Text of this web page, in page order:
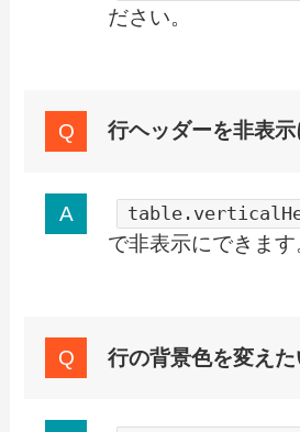
ださい。
行ヘッダーを非表
で非表示にできます
行の背景色を変えた